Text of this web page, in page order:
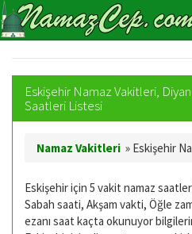
Eskişehir Namaz Vakitleri,
Saatleri Listesi
Namaz Vakitleri » Eskişehir
Eskişehir için 5 vakit namaz
Sabah saati, Akşam vakti, Öğle
ezanı saat kaçta okunuyor